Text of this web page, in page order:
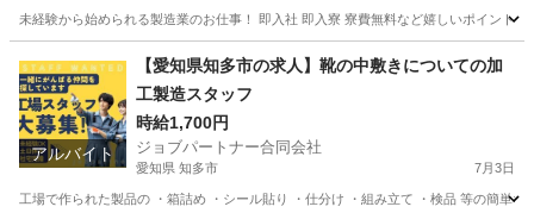
未経験から始められる製造業のお仕事！ 即入社 即入寮 寮費無料など嬉しいポイント
工場 個室
アルバイト
【愛知県知多市の求人】靴の中敷きについての加
工製造スタッフ
時給1,700円
ジョブパートナー合同会社
愛知県 知多市 7月3日
工場で作られた製品の ・箱詰め ・シール貼り ・仕分け ・組み立て ・検品 等の簡単